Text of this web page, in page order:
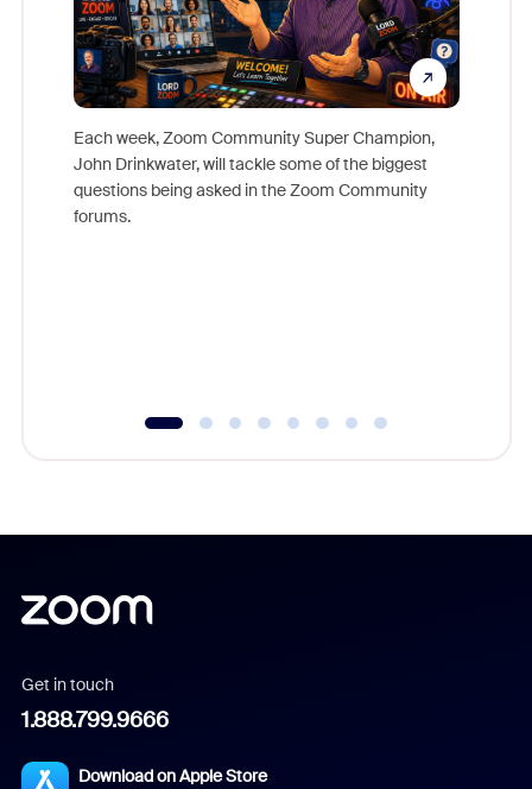
Each week, Zoom Community Super Champion,
John Drinkwater, will tackle some of the biggest
questions being asked in the Zoom Community
forums.
Get in touch
1.888.799.9666
Download on Apple Store